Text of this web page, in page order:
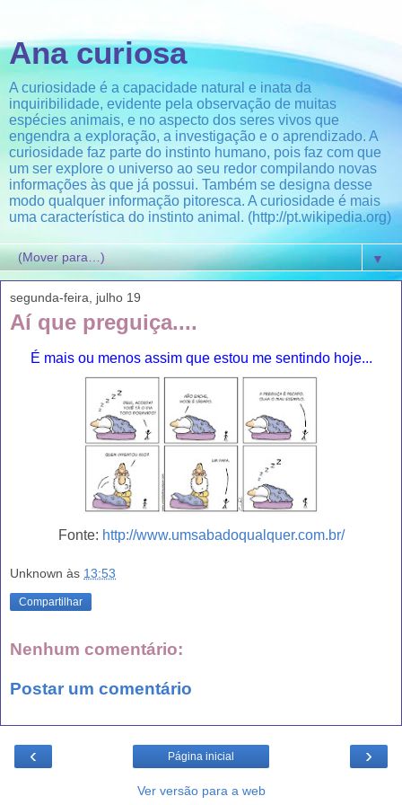
Ana curiosa
A curiosidade é a capacidade natural e inata da
inquiribilidade, evidente pela observação de muitas
espécies animais, e no aspecto dos seres vivos que
engendra a exploração, a investigação e o aprendizado. A
curiosidade faz parte do instinto humano, pois faz com que
um ser explore o universo ao seu redor compilando novas
informações às que já possui. Também se designa desse
modo qualquer informação pitoresca. A curiosidade é mais
uma característica do instinto animal. (http://pt.wikipedia.org)
▼
segunda-feira, julho 19
Aí que preguiça....
É mais ou menos assim que estou me sentindo hoje...
Fonte: http://www.umsabadoqualquer.com.br/
Unknown às 13:53
Compartilhar
Nenhum comentário:
Postar um comentário
‹ ›
Página inicial
Ver versão para a web